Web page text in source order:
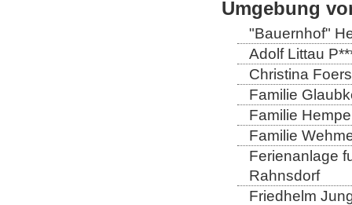
Umgebung
"Bauernhof"
Adolf Littau
Christina
Familie
Familie
Familie
Ferienanlage
Rahnsdorf
Friedhelm